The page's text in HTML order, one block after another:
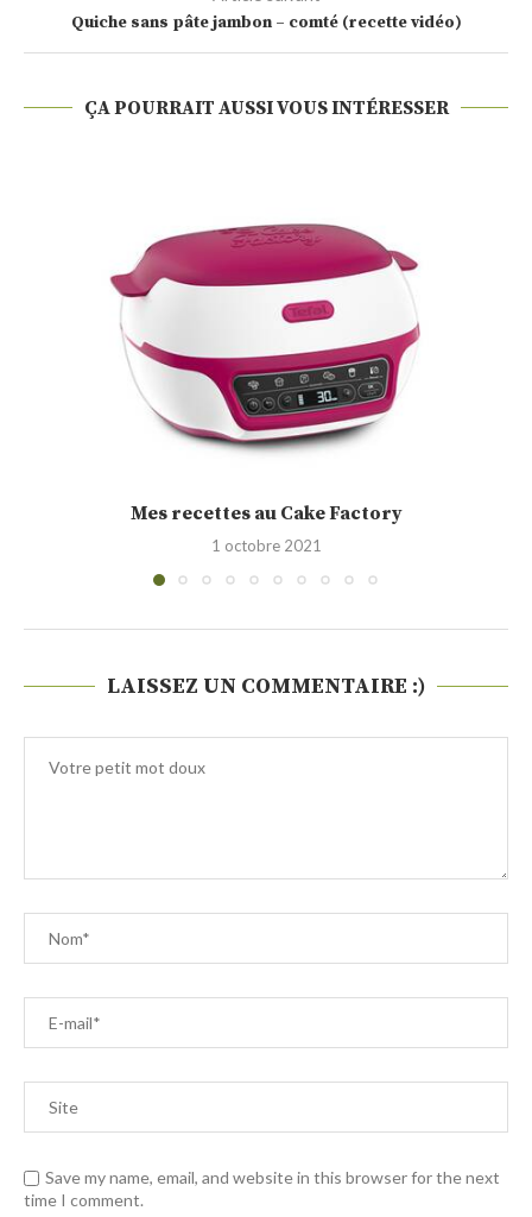
Quiche sans pâte jambon – comté (recette vidéo)
ÇA POURRAIT AUSSI VOUS INTÉRESSER
Cakounet (Philippe Conticini)
28 septembre 2021
LAISSEZ UN COMMENTAIRE :)
Save my name, email, and website in this browser for the next
time I comment.